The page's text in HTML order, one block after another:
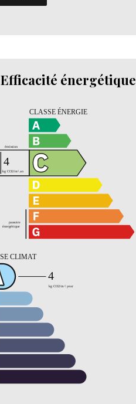
Efficacité énergétique